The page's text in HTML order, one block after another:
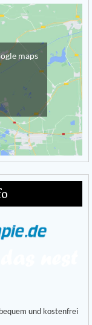
maps
und kostenfrei